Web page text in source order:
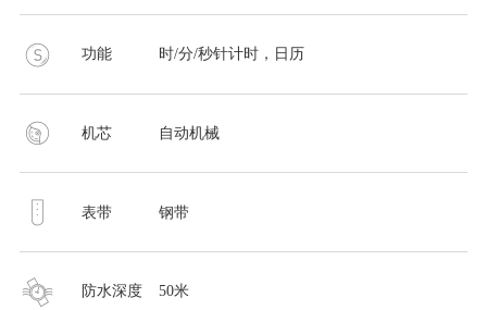
功能 时/分/秒针计时，日历
机芯 自动机械
表带 钢带
防水深度 50米